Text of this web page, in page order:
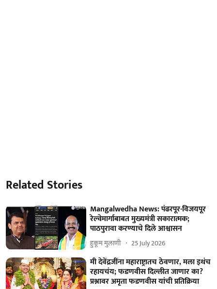
Related Stories
Mangalwedha News: पंढरपूर-विजयपूर
रेल्वेमार्गाबाबत मुख्यमंत्री सकारात्मक;
पाठपुरावा करण्याचे दिले आश्वासन
हुकूम मुलाणी ​ 25 July 2026
मी देवेंद्रजींना महाराष्ट्रातच ठेवणार, मला इथंच
रहायचंय; फडणवीस दिल्लीत जाणार का?
प्रश्नावर अमृता फडणवीस यांची प्रतिक्रिया